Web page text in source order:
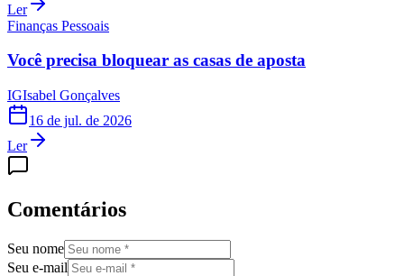
Ler
Finanças Pessoais
Você precisa bloquear as casas de aposta
IGIsabel Gonçalves
16 de jul. de 2026
Ler
Comentários
Seu nome
Seu e-mail